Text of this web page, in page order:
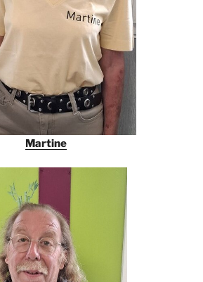
Martine